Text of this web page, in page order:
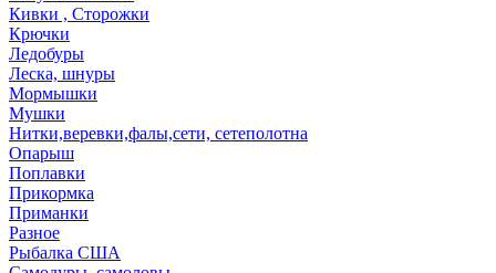
Кивки , Сторожки
Крючки
Ледобуры
Леска, шнуры
Мормышки
Мушки
Нитки,веревки,фалы,сети, сетеполотна
Опарыш
Поплавки
Прикормка
Приманки
Разное
Рыбалка США